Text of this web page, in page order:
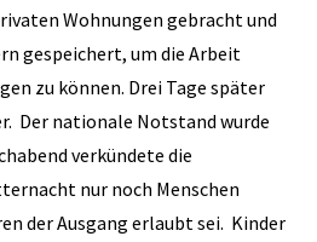
Wohnungen gebracht und
gespeichert, um die Arbeit
zu können. Drei Tage später
Der nationale Notstand wurde
verkündete die
nur noch Menschen
der Ausgang erlaubt sei. Kinder